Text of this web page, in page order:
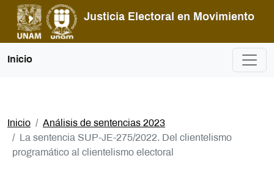
Justicia Electoral en Movimiento
Inicio
Inicio
Análisis de sentencias 2023
La sentencia SUP-JE-275/2022. Del clientelismo
programático al clientelismo electoral